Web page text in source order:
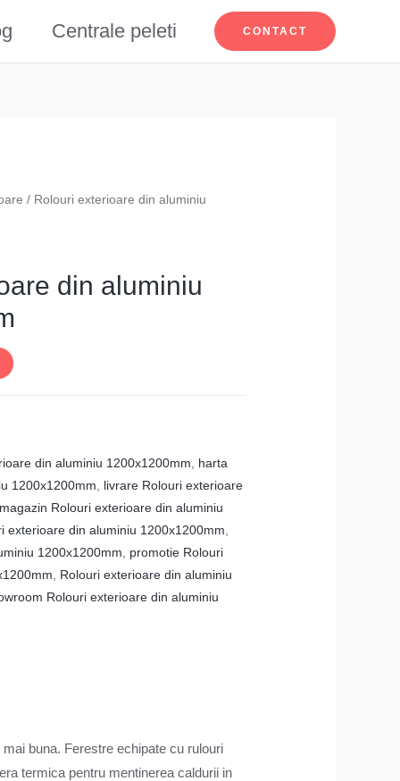
Centrale peleti CONTACT
/ Rolouri exterioare din aluminiu
din aluminiu
din aluminiu 1200x1200mm, harta
1200x1200mm, livrare Rolouri exterioare
magazin Rolouri exterioare din aluminiu
exterioare din aluminiu 1200x1200mm,
1200x1200mm, promotie Rolouri
, Rolouri exterioare din aluminiu
Rolouri exterioare din aluminiu
buna. Ferestre echipate cu rulouri
termica pentru mentinerea caldurii in